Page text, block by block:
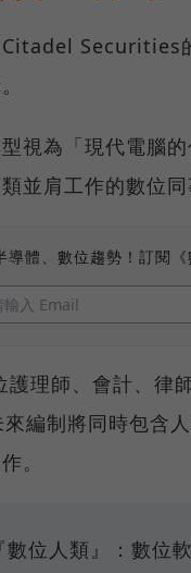
Securities
視為「現代電腦
肩工作的數位同
導體、數位趨勢！訂閱
理師、會計、律
編制將同時包含
。
數位人類』：數位